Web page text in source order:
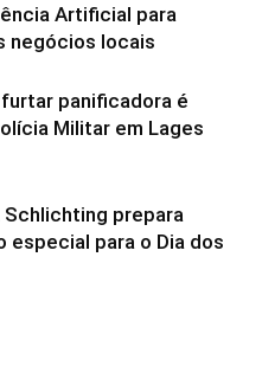
Artificial para
negócios locais
panificadora é
Militar em Lages
Schlichting prepara
especial para o Dia dos